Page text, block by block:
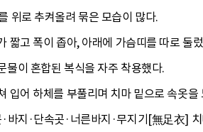
위로 추켜올려 묶은 모습이 많다.
짧고 폭이 좁아, 아래에 가슴띠를 따로
물이 혼합된 복식을 자주 착용했다.
입어 하체를 부풀리며 치마 밑으로 속옷
·바지·단속곳·너른바지·무지기[無足衣]